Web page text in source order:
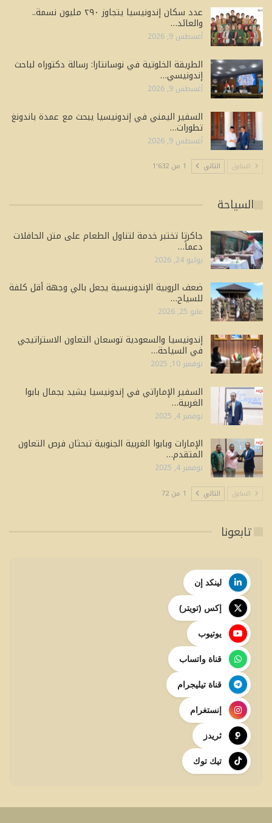
عدد سكان إندونيسيا يتجاوز ٢٩٠ مليون نسمة..
والعائد…
أغسطس 9, 2026
الطريقة الخلوتية في نوسانتارا: رسالة دكتوراه لباحث
إندونيسي…
أغسطس 9, 2026
السفير اليمني في إندونيسيا يبحث مع عمدة باندونغ
تطورات…
أغسطس 9, 2026
السابق التالي 1 من 1٬632
السياحة
جاكرتا تختبر خدمة لتناول الطعام على متن الحافلات
دعماً…
يوليو 24, 2026
ضعف الروبية الإندونيسية يجعل بالي وجهة أقل كلفة
للسياح…
مايو 25, 2026
إندونيسيا والسعودية توسعان التعاون الاستراتيجي
في السياحة…
نوفمبر 10, 2025
السفير الإماراتي في إندونيسيا يشيد بجمال بابوا
الغربية…
نوفمبر 4, 2025
الإمارات وبابوا الغربية الجنوبية تبحثان فرص التعاون
المتقدم…
نوفمبر 4, 2025
السابق التالي 1 من 72
تابعونا
لينكد إن
إكس (تويتر)
يوتيوب
قناة واتساب
قناة تيليجرام
إنستغرام
ثريدز
تيك توك